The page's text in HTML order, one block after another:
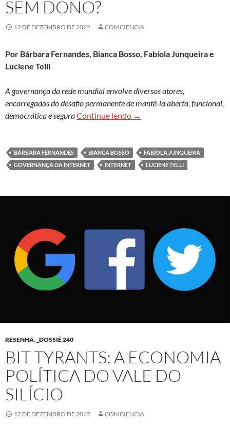
SEM DONO?
12 DE DEZEMBRO DE 2022 COMCIENCIA
Por Bárbara Fernandes, Bianca Bosso, Fabíola Junqueira e
Luciene Telli
A governança da rede mundial envolve diversos atores,
encarregados do desafio permanente de mantê-la aberta, funcional,
democrática e seguraContinue lendo Quem cuida dessa rede
→
BÁRBARA FERNANDES BIANCA BOSSO
FABÍOLA JUNQUEIRA
GOVERNANÇA DA INTERNET
INTERNET LUCIENE TELLI
RESENHA, _DOSSIÊ 240
BIT TYRANTS: A ECONOMIA
POLÍTICA DO VALE DO
SILÍCIO
12 DE DEZEMBRO DE 2022 COMCIENCIA